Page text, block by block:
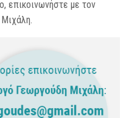
επικοινωνήστε με τον